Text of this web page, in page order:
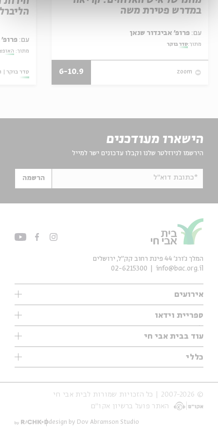
במדרש פטירת משה
עם:
מתוך:סדר בוקר
zoom
6-10.9
עם: פרופ'
מתוך:
סדר בוקר
הישארו מעודכנים
הירשמו לניוזלטר שלנו וקבלו עדכונים ישר למייל
*כתובת דוא"ל הרשמה
אירועים
עיון
אנגלית
נוער
סדרות
אירועי עבר
אירועים בירושלים
ספריית וידאו
ילדים
מוזיקה
עיון
מיוחדים
עוד בבית אבי חי
תערוכות
מיוחדים
כללי
אודות
הצהרת נגישות
תנאי שימוש והצהרת פרטיות
המלך ג'ורג' 44 פינת רחוב קק״ל, ירושלים
info@bac.org.il
02-6215300
© 2007-2026 | כל הזכויות שמורות לבית אבי חי
האתר פועל ברשיון אקו״ם
design by Dov Abramson Studio